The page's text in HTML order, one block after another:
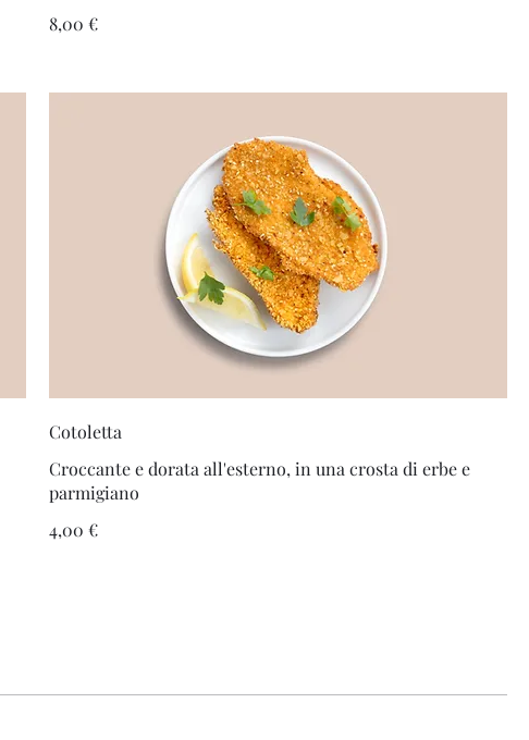
8,00 €
Cotoletta
Croccante e dorata all'esterno, in una crosta di erbe e
parmigiano
4,00 €